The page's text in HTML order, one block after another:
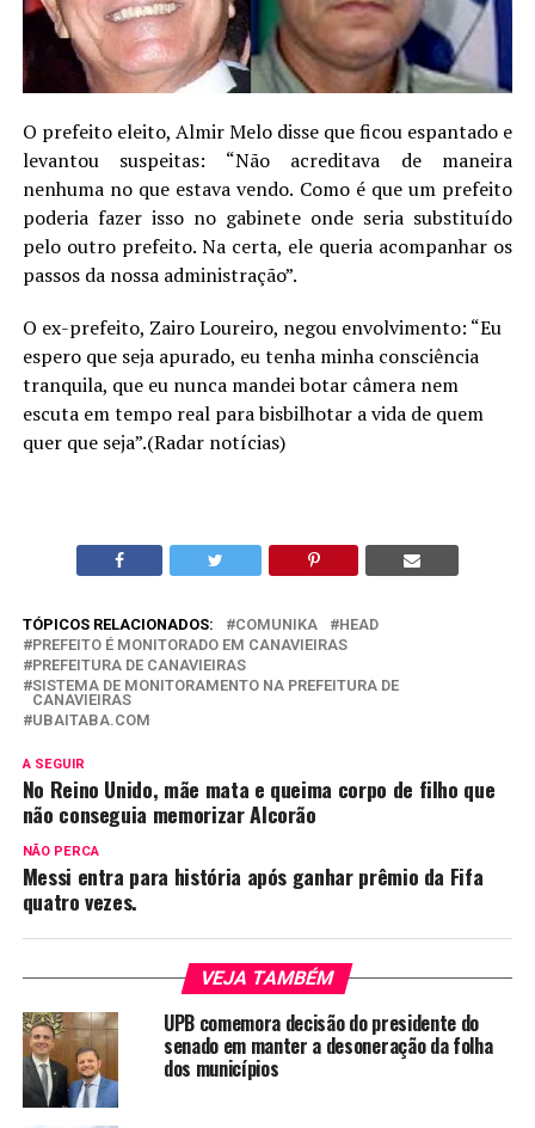
O prefeito eleito, Almir Melo disse que ficou espantado e
levantou suspeitas: “Não acreditava de maneira
nenhuma no que estava vendo. Como é que um prefeito
poderia fazer isso no gabinete onde seria substituído
pelo outro prefeito. Na certa, ele queria acompanhar os
passos da nossa administração”.
O ex-prefeito, Zairo Loureiro, negou envolvimento: “Eu
espero que seja apurado, eu tenha minha consciência
tranquila, que eu nunca mandei botar câmera nem
escuta em tempo real para bisbilhotar a vida de quem
quer que seja”.(Radar notícias)
TÓPICOS RELACIONADOS: COMUNIKA
HEAD
PREFEITO É MONITORADO EM CANAVIEIRAS
PREFEITURA DE CANAVIEIRAS
SISTEMA DE MONITORAMENTO NA PREFEITURA DE
CANAVIEIRAS
UBAITABA.COM
A SEGUIR
No Reino Unido, mãe mata e queima corpo de filho que
não conseguia memorizar Alcorão
NÃO PERCA
Messi entra para história após ganhar prêmio da Fifa
quatro vezes.
VEJA TAMBÉM
UPB comemora decisão do presidente do
senado em manter a desoneração da folha
dos municípios